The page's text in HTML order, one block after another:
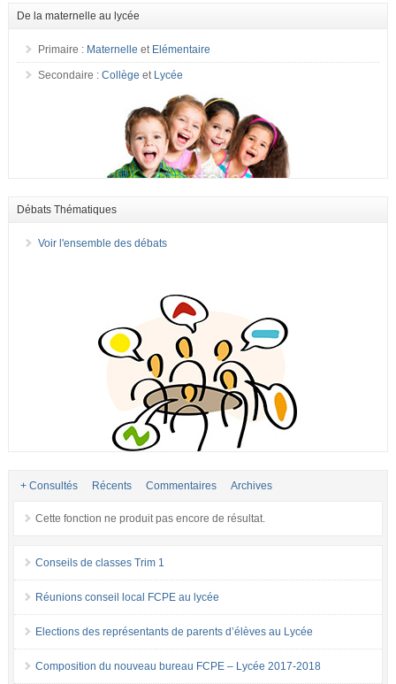
De la maternelle au lycée
Primaire : Maternelle et Elémentaire
Secondaire : Collège et Lycée
Débats Thématiques
Voir l'ensemble des débats
+ Consultés Récents Commentaires Archives
Cette fonction ne produit pas encore de résultat.
Conseils de classes Trim 1
Réunions conseil local FCPE au lycée
Elections des représentants de parents d’élèves au Lycée
Composition du nouveau bureau FCPE – Lycée 2017-2018